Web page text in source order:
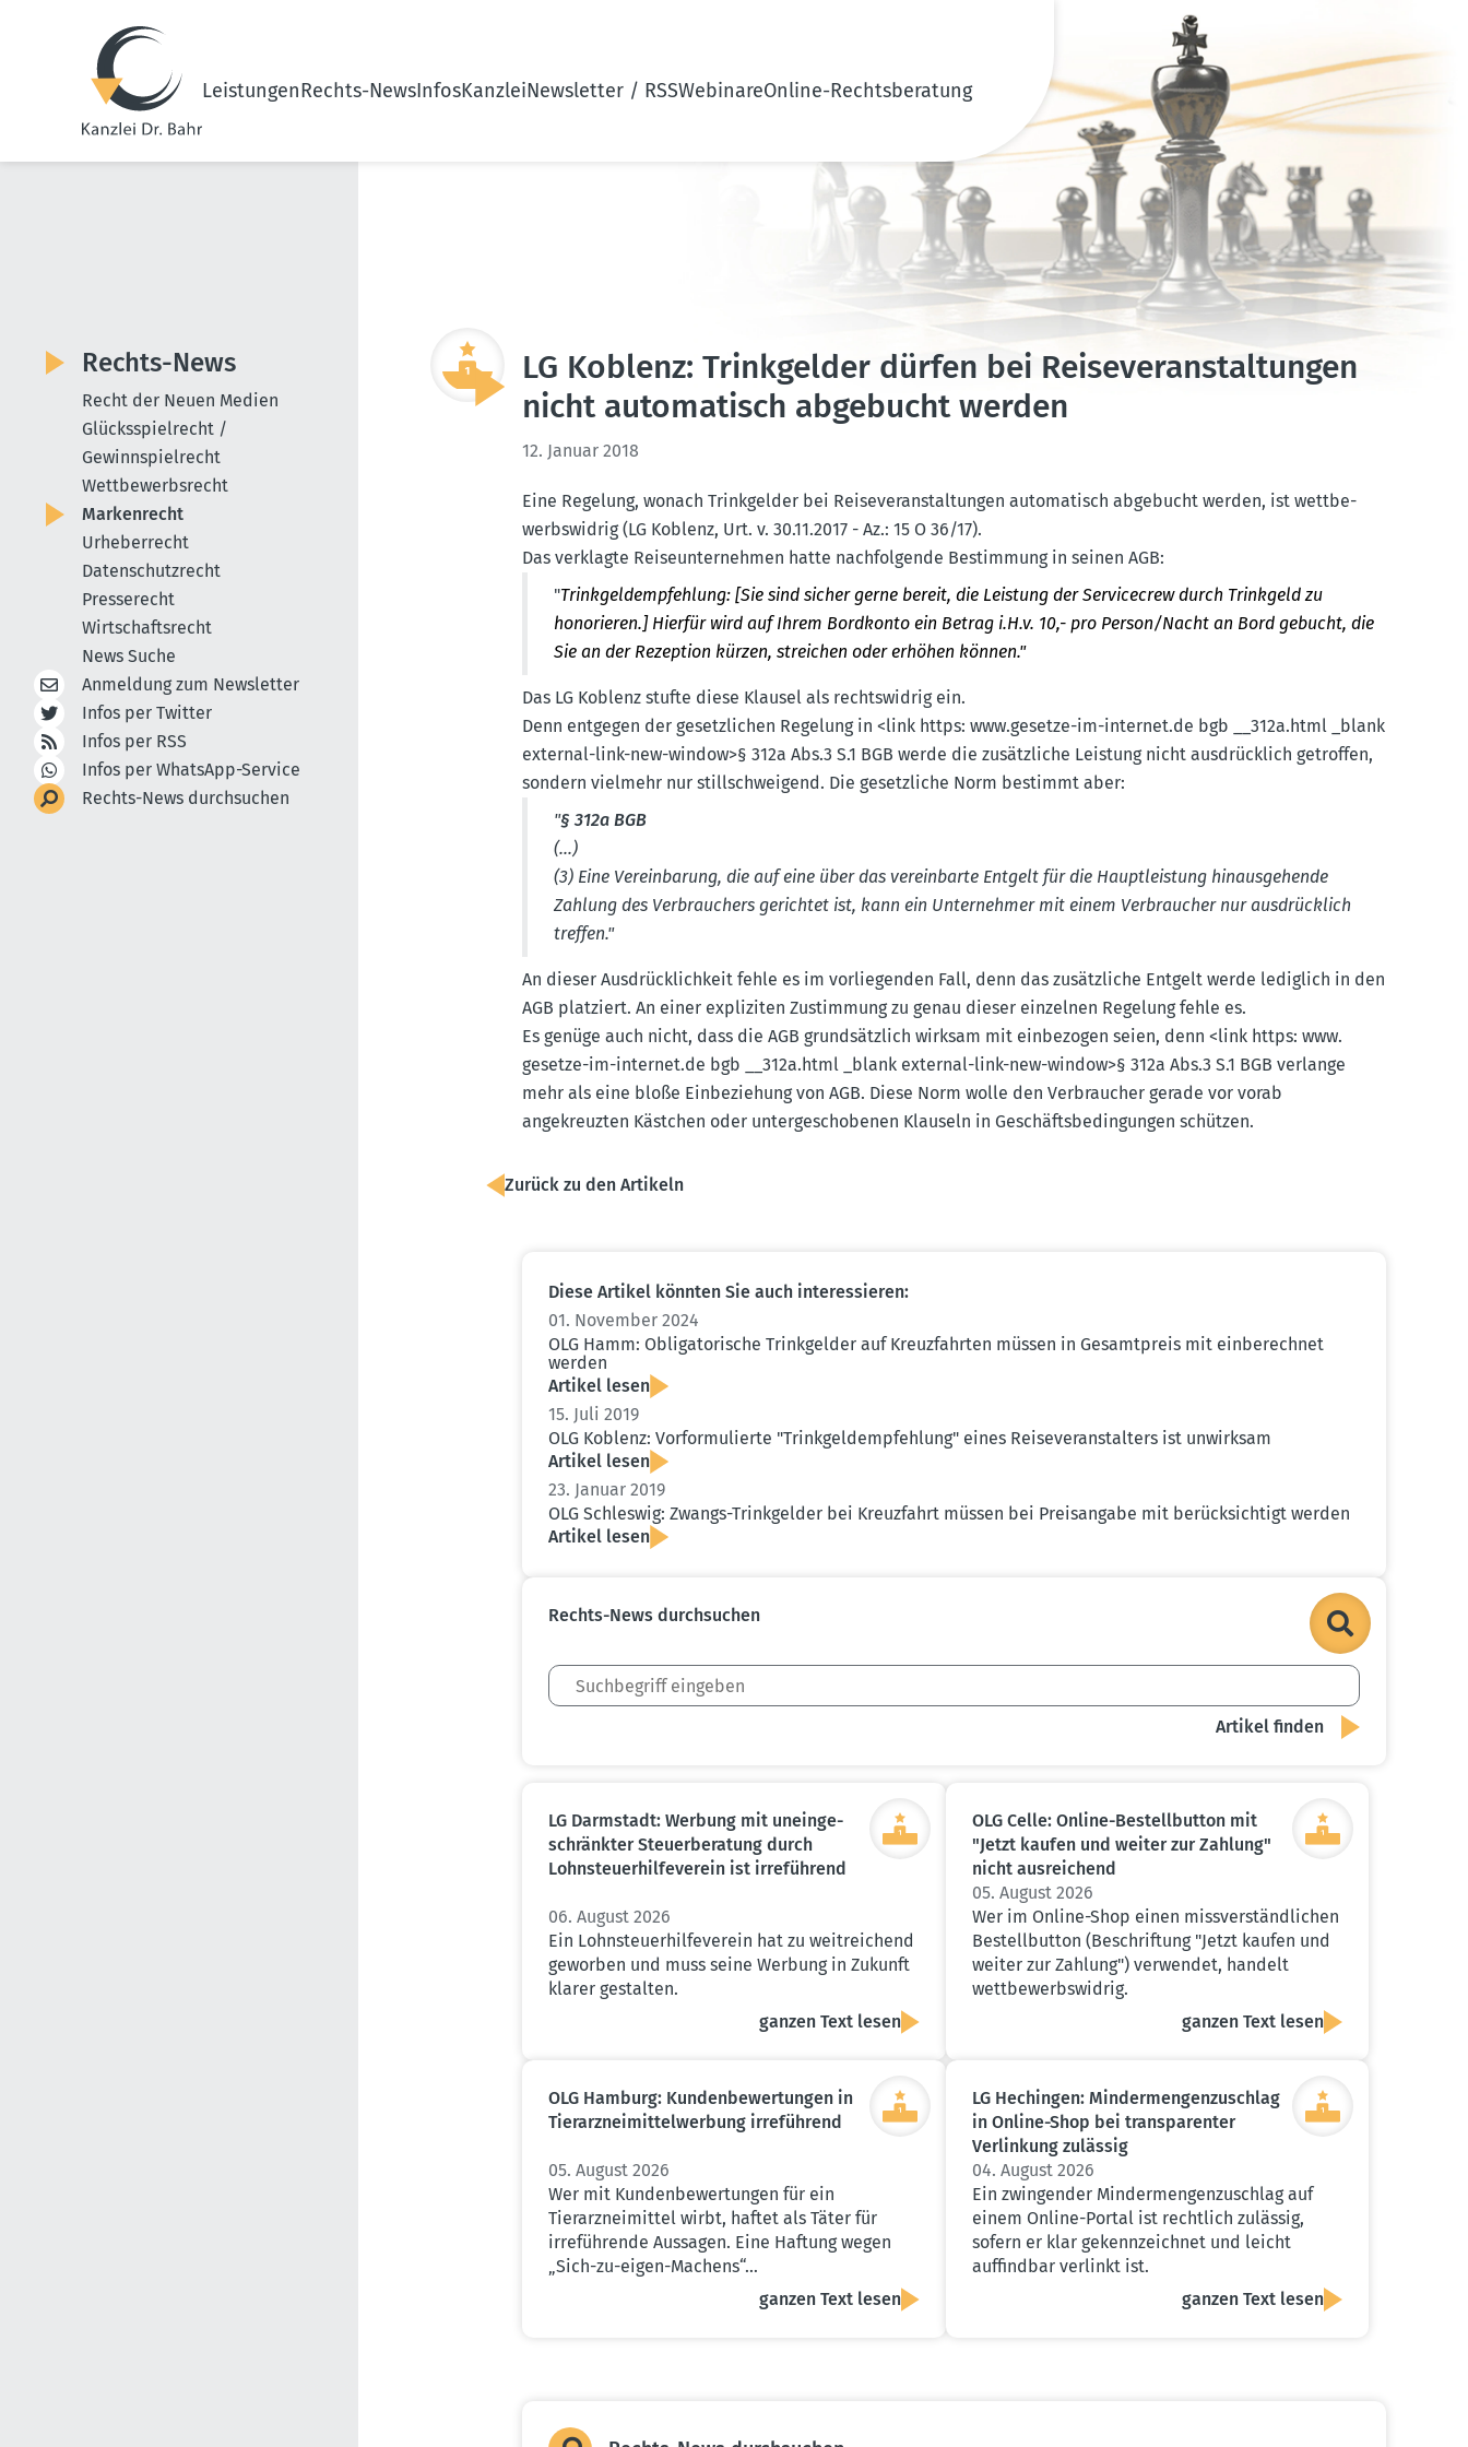
LeistungenRechts-NewsInfosKanzleiNewsletter / RSSWebinareOnline-Rechtsberatung
LG Koblenz: Trink­gelder dürfen bei Reise­ver­an­stal­tungen
nicht automa­tisch abgebucht werden
12. Januar 2018
Eine Regelung, wonach Trink­gelder bei Reise­ver­an­stal­tungen automa­tisch abgebucht werden, ist wettbe­
werbs­widrig (LG Koblenz, Urt. v. 30.11.2017 - Az.: 15 O 36/17).
Das verklagte Reise­un­ter­nehmen hatte nachfol­gende Bestimmung in seinen AGB:
"Trink­geld­emp­fehlung: [Sie sind sicher gerne bereit, die Leistung der Servicecrew durch Trinkgeld zu
honorieren.] Hierfür wird auf Ihrem Bordkonto ein Betrag i.H.v. 10,- pro Person/Nacht an Bord gebucht, die
Sie an der Rezeption kürzen, strei­chen oder erhöhen können."
Das LG Koblenz stufte diese Klausel als rechts­widrig ein.
Denn entgegen der gesetz­lichen Regelung in <link https: www.​gesetze-​im-​internet.​de bgb __312a.​html _blank
external-link-new-window>§ 312a Abs.3 S.1 BGB werde die zusätz­liche Leistung nicht ausdrücklich getroffen,
sondern vielmehr nur still­schweigend. Die gesetz­liche Norm bestimmt aber:
"§ 312a BGB
(...)
(3) Eine Verein­barung, die auf eine über das verein­barte Entgelt für die Haupt­leistung hinaus­ge­hende
Zahlung des Verbrau­chers gerichtet ist, kann ein Unter­nehmer mit einem Verbraucher nur ausdrücklich
treffen."
An dieser Ausdrück­lichkeit fehle es im vorlie­genden Fall, denn das zusätz­liche Entgelt werde lediglich in den
AGB platziert. An einer expli­ziten Zustimmung zu genau dieser einzelnen Regelung fehle es.
Es genüge auch nicht, dass die AGB grund­sätzlich wirksam mit einbe­zogen seien, denn <link https: www.​
gesetze-​im-​internet.​de bgb __312a.​html _blank external-link-new-window>§ 312a Abs.3 S.1 BGB verlange
mehr als eine bloße Einbe­ziehung von AGB. Diese Norm wolle den Verbraucher gerade vor vorab
angekreuzten Kästchen oder unter­ge­scho­benen Klauseln in Geschäfts­be­din­gungen schützen.
Zurück zu den Artikeln
Diese Artikel könnten Sie auch inter­es­sieren:
01. November 2024
OLG Hamm: Obliga­to­rische Trink­gelder auf Kreuz­fahrten müssen in Gesamt­preis mit einbe­rechnet
werden
Artikel lesen
15. Juli 2019
OLG Koblenz: Vorfor­mu­lierte "Trink­geld­emp­fehlung" eines Reise­ver­an­stalters ist unwirksam
Artikel lesen
23. Januar 2019
OLG Schleswig: Zwangs-Trink­gelder bei Kreuz­fahrt müssen bei Preis­angabe mit berück­sichtigt werden
Artikel lesen
Rechts-News durch­suchen
LG Darmstadt: Werbung mit unein­ge­
schränkter Steuer­be­ratung durch
Lohnsteu­er­hil­fe­verein ist irreführend
06. August 2026
Ein Lohnsteuerhilfeverein hat zu weitreichend
geworben und muss seine Werbung in Zukunft
klarer gestalten.
ganzen Text lesen
OLG Celle: Online-Bestell­button mit
"Jetzt kaufen und weiter zur Zahlung"
nicht ausrei­chend
05. August 2026
Wer im Online-Shop einen missverständlichen
Bestellbutton (Beschriftung "Jetzt kaufen und
weiter zur Zahlung") verwendet, handelt
wettbewerbswidrig.
ganzen Text lesen
OLG Hamburg: Kunden­be­wer­tungen in
Tierarz­nei­mit­tel­werbung irreführend
05. August 2026
Wer mit Kundenbewertungen für ein
Tierarzneimittel wirbt, haftet als Täter für
irreführende Aussagen. Eine Haftung wegen
„Sich-zu-eigen-Machens“…
ganzen Text lesen
LG Hechingen: Minder­men­gen­zu­schlag
in Online-Shop bei trans­pa­renter
Verlinkung zulässig
04. August 2026
Ein zwingender Mindermengenzuschlag auf
einem Online-Portal ist rechtlich zulässig,
sofern er klar gekennzeichnet und leicht
auffindbar verlinkt ist.
ganzen Text lesen
Rechts-News
Recht der Neuen Medien
Glücksspielrecht /
Gewinnspielrecht
Wettbewerbsrecht
Markenrecht
Urheberrecht
Datenschutzrecht
Presserecht
Wirtschaftsrecht
News Suche
Anmeldung zum Newsletter
Infos per Twitter
Infos per RSS
Infos per WhatsApp-Service
Rechts-News durchsuchen